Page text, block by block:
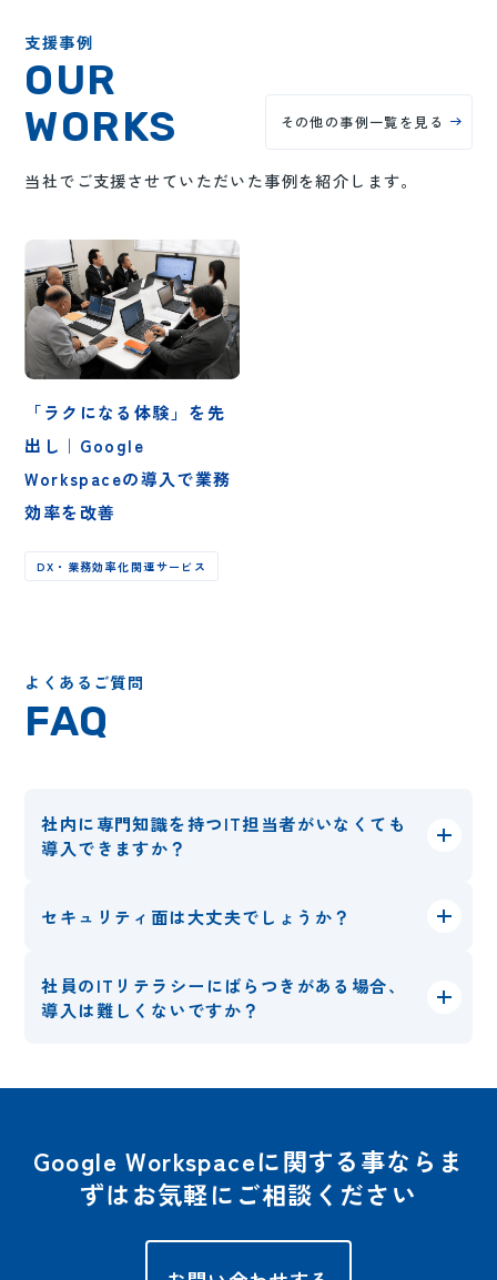
支援事例
OUR
WORKS
その他の事例一覧を見る
当社でご支援させていただいた事例を紹介します。
「ラクになる体験」を先
出し｜Google
Workspaceの導入で業務
効率を改善
DX・業務効率化関連サービス
よくあるご質問
FAQ
社内に専門知識を持つIT担当者がいなくても
導入できますか？
セキュリティ面は大丈夫でしょうか？
社員のITリテラシーにばらつきがある場合、
導入は難しくないですか？
Google Workspaceに関する事ならま
ずはお気軽にご相談ください